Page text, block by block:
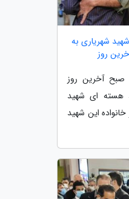
شهریاری به
روز
صبح آخرین روز
هسته ای شهید
این شهید